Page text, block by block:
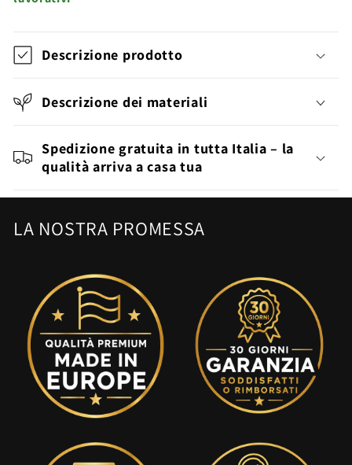
Descrizione prodotto
Descrizione dei materiali
Spedizione gratuita in tutta Italia – la
qualità arriva a casa tua
LA NOSTRA PROMESSA